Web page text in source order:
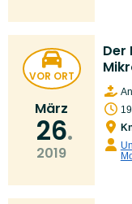
VOR ORT
März
26
2019
Der